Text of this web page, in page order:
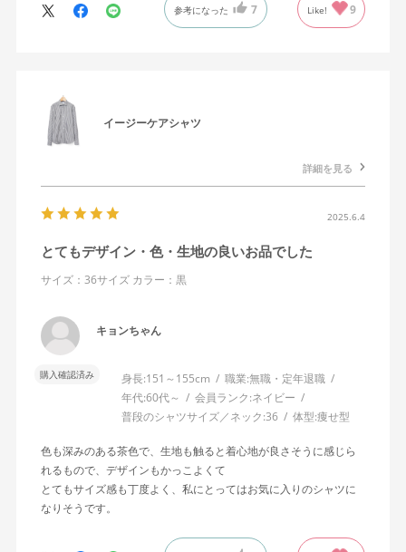
参考になった 7 Like! 9
イージーケアシャツ
詳細を見る
2025.6.4
とてもデザイン・色・生地の良いお品でした
サイズ：36サイズ カラー：黒
キョンちゃん
購入確認済み 身長:151～155cm 職業:無職・定年退職
年代:60代～ 会員ランク:ネイビー
普段のシャツサイズ／ネック:36 体型:痩せ型
色も深みのある茶色で、生地も触ると着心地が良さそうに感じら
れるもので、デザインもかっこよくて
とてもサイズ感も丁度よく、私にとってはお気に入りのシャツに
なりそうです。